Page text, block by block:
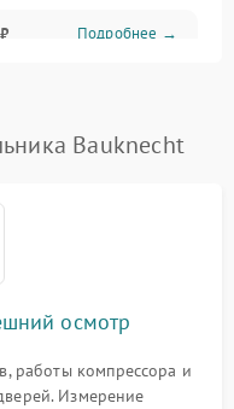
Подробнее →
Подробнее →
Подробнее →
Bauknecht
осмотр
работы компрессора и
Измерение